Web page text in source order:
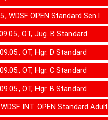
WDSF OPEN Standard Sen.I
OT, Jug. B Standard
09.05., OT, Hgr. D Standard
09.05., OT, Hgr. C Standard
09.05., OT, Hgr. B Standard
INT. OPEN Standard Adult